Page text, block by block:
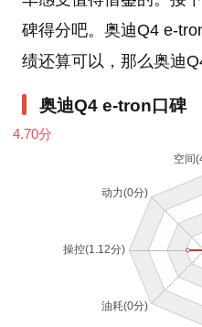
碑得分吧。奥迪Q4 e-
绩还算可以，那么奥迪
奥迪Q4 e-tron口碑
4.70分